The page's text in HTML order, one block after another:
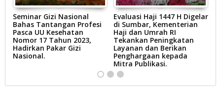
Seminar Gizi Nasional
Bahas Tantangan Profesi
Pasca UU Kesehatan
Nomor 17 Tahun 2023,
Hadirkan Pakar Gizi
Nasional.
Evaluasi Haji 1447 H Digelar
di Sumbar, Kementerian
Haji dan Umrah RI
Tekankan Peningkatan
Layanan dan Berikan
Penghargaan kepada
Mitra Publikasi.